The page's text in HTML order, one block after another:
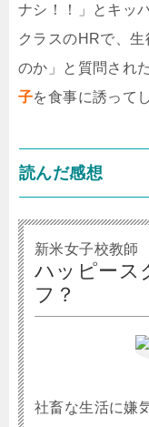
ナシ！！」とキッ
クラスのHRで、
のか」と質問され
子を食事に誘って
読んだ感想
新米女子校教師
ハッピース
フ？
社畜な生活に嫌